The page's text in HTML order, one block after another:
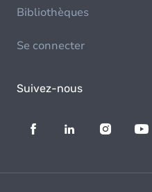
Bibliothèques
Se connecter
Suivez-nous